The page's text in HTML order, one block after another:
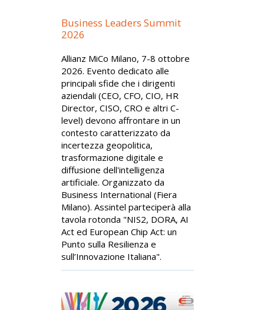
Business Leaders Summit
2026
Allianz MiCo Milano, 7-8 ottobre
2026. Evento dedicato alle
principali sfide che i dirigenti
aziendali (CEO, CFO, CIO, HR
Director, CISO, CRO e altri C-
level) devono affrontare in un
contesto caratterizzato da
incertezza geopolitica,
trasformazione digitale e
diffusione dell'intelligenza
artificiale. Organizzato da
Business International (Fiera
Milano). Assintel parteciperà alla
tavola rotonda "NIS2, DORA, AI
Act ed European Chip Act: un
Punto sulla Resilienza e
sull’Innovazione Italiana".